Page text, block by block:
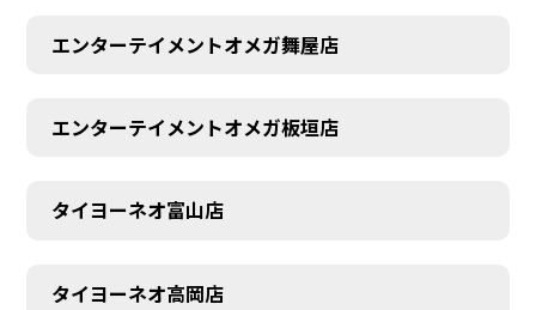
エンターテイメントオメガ舞屋店
エンターテイメントオメガ板垣店
タイヨーネオ富山店
タイヨーネオ高岡店